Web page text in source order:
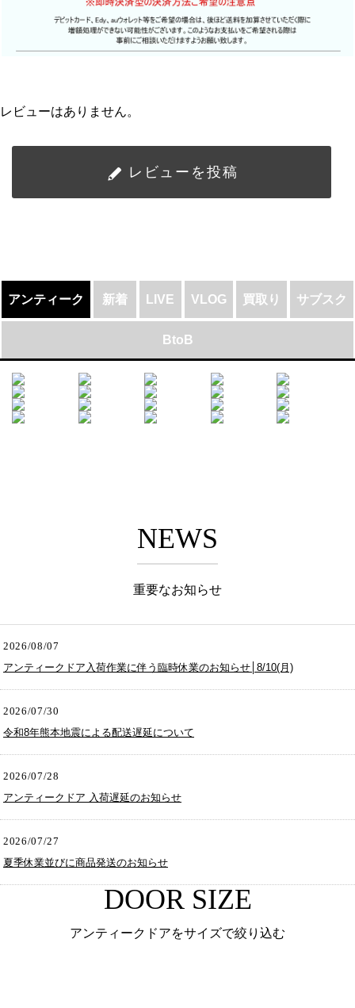
レビューはありません。
レビューを投稿
アンティーク 新着 LIVE VLOG 買取り サブスク
BtoB
NEWS
重要なお知らせ
2026/08/07
アンティークドア入荷作業に伴う臨時休業のお知らせ│8/10(月)
2026/07/30
令和8年熊本地震による配送遅延について
2026/07/28
アンティークドア 入荷遅延のお知らせ
2026/07/27
夏季休業並びに商品発送のお知らせ
DOOR SIZE
アンティークドアをサイズで絞り込む